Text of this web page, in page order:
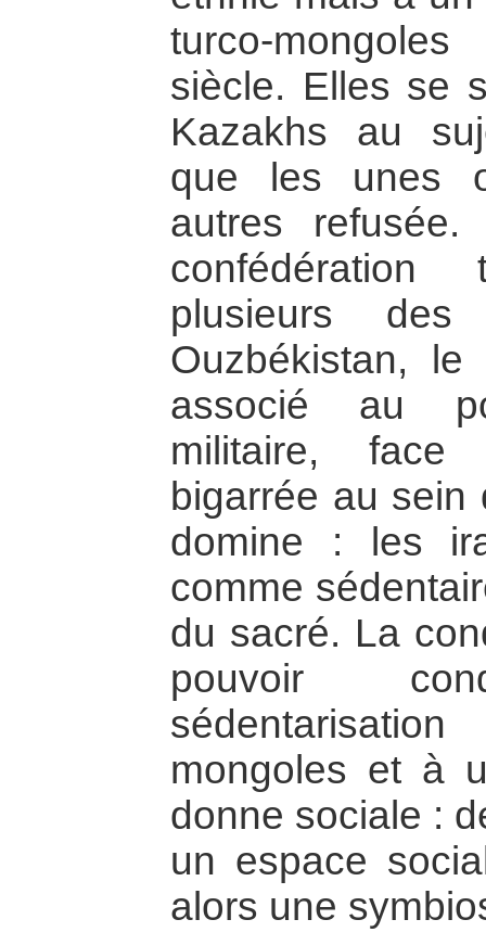
turco-
siècle. Elles se
Kazakhs au
que les unes
autres
plusieurs
Ouzbékistan,
associé au
militaire,
bigarrée au sein
domine : les
comme
du sacré. La
pouvoir
mongoles et à
donne sociale :
un espace
alors une